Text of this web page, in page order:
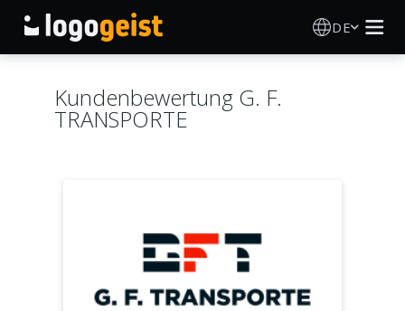
DE
KI Logo Generator
Kundenbewertung G. F.
TRANSPORTE